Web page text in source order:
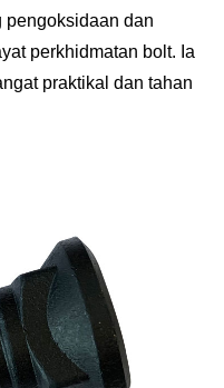
pengoksidaan dan
perkhidmatan bolt. Ia
praktikal dan tahan